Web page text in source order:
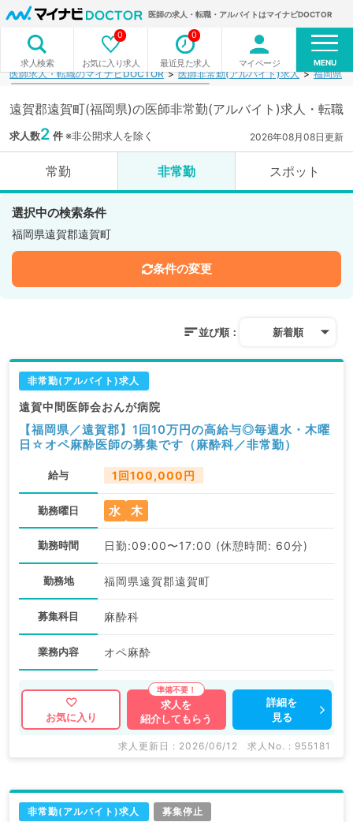
医師の求人・転職・アルバイトはマイナビDOCTOR
求人検索 お気に入り求人
0
最近見た求人
0
マイページ MENU
医師求人・転職のマイナビDOCTOR 医師非常勤(アルバイト)求人 福岡県
遠賀郡遠賀町(福岡県)の医師非常勤(アルバイト)求人・転職
求人数2 件※非公開求人を除く 2026年08月08日更新
常勤 非常勤 スポット
選択中の検索条件
福岡県遠賀郡遠賀町
条件の変更
並び順： 新着順
非常勤(アルバイト)求人
遠賀中間医師会おんが病院
【福岡県／遠賀郡】1回10万円の高給与◎毎週水・木曜
日☆オペ麻酔医師の募集です（麻酔科／非常勤）
給与 1回100,000円
勤務曜日 水 木
勤務時間 日勤:09:00〜17:00 (休憩時間: 60分)
勤務地 福岡県遠賀郡遠賀町
募集科目 麻酔科
業務内容 オペ麻酔
お気に入り
求人を
紹介してもらう
詳細を
見る
求人更新日 : 2026/06/12 求人No. : 955181
非常勤(アルバイト)求人 募集停止